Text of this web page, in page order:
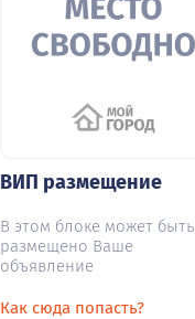
ВИП размещение
В этом блоке может быть
размещено Ваше
объявление
Как сюда попасть?